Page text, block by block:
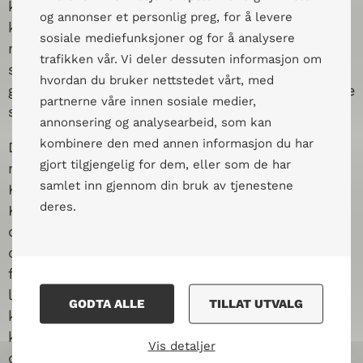
og annonser et personlig preg, for å levere
sosiale mediefunksjoner og for å analysere
trafikken vår. Vi deler dessuten informasjon om
hvordan du bruker nettstedet vårt, med
partnerne våre innen sosiale medier,
annonsering og analysearbeid, som kan
kombinere den med annen informasjon du har
gjort tilgjengelig for dem, eller som de har
samlet inn gjennom din bruk av tjenestene
deres.
GODTA ALLE TILLAT UTVALG
Vis detaljer
komplekse historien, og den kan muligens være
kontekstavhengig. Elevene spurte oss om vi
mener i dagens moderne samfunn eller om de
skulle rangeres i forhold til hvordan det var i
gamle dager. Vi ba dem ta utgangspunkt i hva de
selv mente av riktig for dem.
Denne historien har vi brukt i workshops i
mange forskjellige land, blant annet i Irakisk
Kurdistan, Polen, Kenya, Hellas og Belgia.
Kanskje du som leser blir overrasket over at
dronningen ofte blir ansvarliggjort for sin egen
død, nettopp fordi man har en moralsk
fordømmelse i akten «utroskap». Kongen får
langt lavere skår på rangeringen fordi han er
konge og dermed bestemmer over et
kongedømme. Den som faktisk dreper
dronningen havner veldig ofte nederst på